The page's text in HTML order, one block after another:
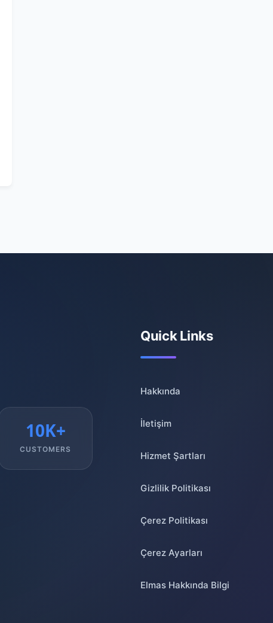
10K+
CUSTOMERS
Quick Links
Hakkında
İletişim
Hizmet Şartları
Gizlilik Politikası
Çerez Politikası
Çerez Ayarları
Elmas Hakkında Bilgi